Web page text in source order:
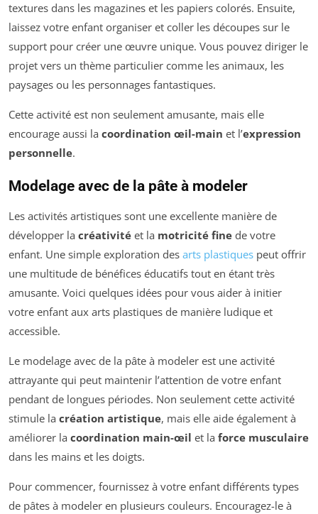
textures dans les magazines et les papiers colorés. Ensuite,
laissez votre enfant organiser et coller les découpes sur le
support pour créer une œuvre unique. Vous pouvez diriger le
projet vers un thème particulier comme les animaux, les
paysages ou les personnages fantastiques.
Cette activité est non seulement amusante, mais elle
encourage aussi la coordination œil-main et l’expression
personnelle.
Modelage avec de la pâte à modeler
Les activités artistiques sont une excellente manière de
développer la créativité et la motricité fine de votre
enfant. Une simple exploration des arts plastiques peut offrir
une multitude de bénéfices éducatifs tout en étant très
amusante. Voici quelques idées pour vous aider à initier
votre enfant aux arts plastiques de manière ludique et
accessible.
Le modelage avec de la pâte à modeler est une activité
attrayante qui peut maintenir l’attention de votre enfant
pendant de longues périodes. Non seulement cette activité
stimule la création artistique, mais elle aide également à
améliorer la coordination main-œil et la force musculaire
dans les mains et les doigts.
Pour commencer, fournissez à votre enfant différents types
de pâtes à modeler en plusieurs couleurs. Encouragez-le à